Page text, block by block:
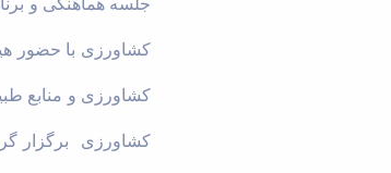
کشاورزی با حضور
کشاورزی برگزار